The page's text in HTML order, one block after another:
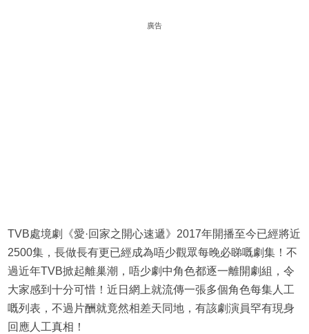
廣告
TVB處境劇《愛·回家之開心速遞》2017年開播至今已經將近
2500集，長做長有更已經成為唔少觀眾每晚必睇嘅劇集！不
過近年TVB掀起離巢潮，唔少劇中角色都逐一離開劇組，令
大家感到十分可惜！近日網上就流傳一張多個角色每集人工
嘅列表，不過片酬就竟然相差天同地，有該劇演員罕有現身
回應人工真相！